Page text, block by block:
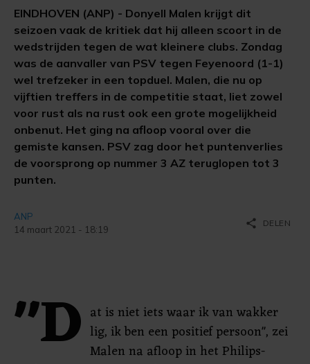
EINDHOVEN (ANP) - Donyell Malen krijgt dit
seizoen vaak de kritiek dat hij alleen scoort in de
wedstrijden tegen de wat kleinere clubs. Zondag
was de aanvaller van PSV tegen Feyenoord (1-1)
wel trefzeker in een topduel. Malen, die nu op
vijftien treffers in de competitie staat, liet zowel
voor rust als na rust ook een grote mogelijkheid
onbenut. Het ging na afloop vooral over die
gemiste kansen. PSV zag door het puntenverlies
de voorsprong op nummer 3 AZ teruglopen tot 3
punten.
ANP
14 maart 2021 - 18:19
share DELEN
"D at is niet iets waar ik van wakker
lig, ik ben een positief persoon", zei
Malen na afloop in het Philips-